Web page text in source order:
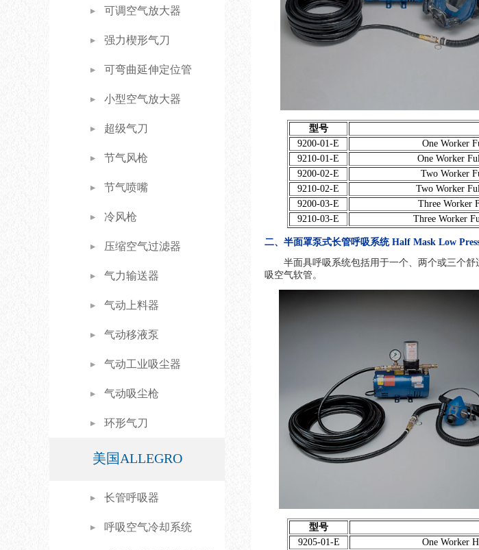
可调空气放大器
强力楔形气刀
可弯曲延伸定位管
小型空气放大器
超级气刀
节气风枪
节气喷嘴
冷风枪
压缩空气过滤器
气力输送器
气动上料器
气动移液泵
气动工业吸尘器
气动吸尘枪
环形气刀
美国ALLEGRO
长管呼吸器
呼吸空气冷却系统
型号
9200-01-E
One Worker
9210-01-E
One Worker
9200-02-E
Two Worker
9210-02-E
Two Worker
9200-03-E
Three Worker
9210-03-E
Three Worker
二、半面罩泵式长管呼吸系统 Half Mask Low
半面具呼吸系统包括用于一个、两个或三个舒
吸空气软管。
型号
9205-01-E
One Worker